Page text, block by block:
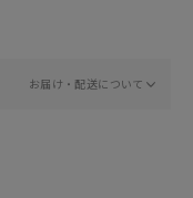
お届け・配送について